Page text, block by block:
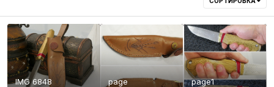
IMG 6848
page
page1